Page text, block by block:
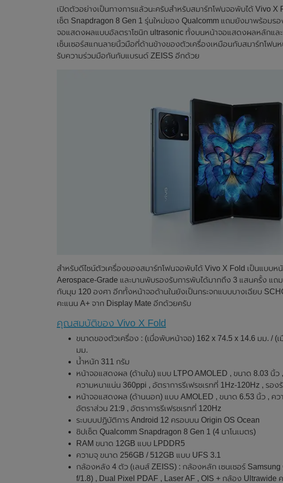
เปิดตัวอย่างเป็นทางการแล้วนะครับสำหรับสมาร์ทโฟนจอพับได้ Vivo
เซ็ต Snapdragon 8 Gen 1 รุ่นใหม่ของ Qualcomm แถมยังมาพร้อมร
จอแสดงผลแบบอัลตราโซนิก ultrasonic ทั้งบนหน้าจอแสดงผลหลักแล
เซ็นเซอร์สแกนลายนิ้วมือที่ด้านข้างของตัวเครื่องเหมือนกับสมาร์ทโฟ
รับความร่วมมือกันกับแบรนด์ ZEISS อีกด้วย
สำหรับดีไซน์ตัวเครื่องของสมาร์ทโฟนจอพับได้ Vivo X Fold เป็นแบบห
Aerospace-Grade และบานพับรองรับการพับได้มากถึง 3 แสนครั้ง แถ
กับมุม 120 องศา อีกทั้งหน้าจอด้านในยังเป็นกระจกแบบบางเฉียบ
คะแนน A+ จาก Display Mate อีกด้วยครับ
คุณสมบัติของ Vivo X Fold
ขนาดของตัวเครื่อง : (เมื่อพับหน้าจอ) 162 x 74.5 x 14.6 มม. / (
มม.
น้ำหนัก 311 กรัม
หน้าจอแสดงผล (ด้านใน) แบบ LTPO AMOLED , ขนาด 8.03 นิ้ว
ความหนาแน่น 360ppi , อัตราการรีเฟรชเรทที่ 1Hz-120Hz , รอง
หน้าจอแสดงผล (ด้านนอก) แบบ AMOLED , ขนาด 6.53 นิ้ว , คว
อัตราส่วน 21:9 , อัตราการรีเฟรชเรทที่ 120Hz
ระบบบปฏิบัติการ Android 12 ครอบบน Origin OS Ocean
ชิปเซ็ต Qualcomm Snapdragon 8 Gen 1 (4 นาโนเมตร)
RAM ขนาด 12GB แบบ LPDDR5
ความจุ ขนาด 256GB / 512GB แบบ UFS 3.1
กล้องหลัง 4 ตัว (เลนส์ ZEISS) : กล้องหลัก เซนเซอร์ Samsung
f/1.8) , Dual Pixel PDAF , Laser AF , OIS + กล้อง Ultrawide